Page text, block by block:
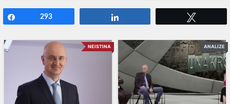
293
NEISTINA ANALIZE